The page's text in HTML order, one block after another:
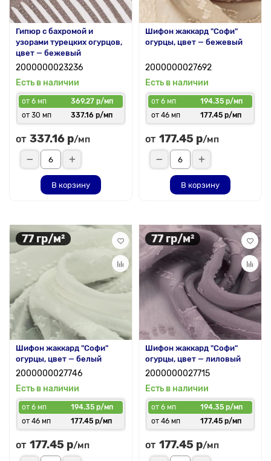
Гипюр с бахромой и
узорами турецких огурцов,
цвет — бежевый
2000000023236
Есть в наличии
от 6 мп
369.27 р/мп
от 30 мп
337.16 р/мп
от 337.16 р/мп
В корзину
Шифон жаккард "Софи"
огурцы, цвет — бежевый
2000000027692
Есть в наличии
от 6 мп
194.35 р/мп
от 46 мп
177.45 р/мп
от 177.45 р/мп
В корзину
77 гр/м²
Шифон жаккард "Софи"
огурцы, цвет — белый
2000000027746
Есть в наличии
от 6 мп
194.35 р/мп
от 46 мп
177.45 р/мп
от 177.45 р/мп
77 гр/м²
Шифон жаккард "Софи"
огурцы, цвет — лиловый
2000000027715
Есть в наличии
от 6 мп
194.35 р/мп
от 46 мп
177.45 р/мп
от 177.45 р/мп